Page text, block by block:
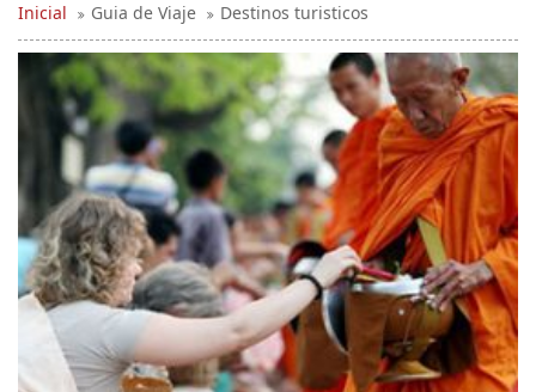
Inicial Guia de Viaje Destinos turisticos